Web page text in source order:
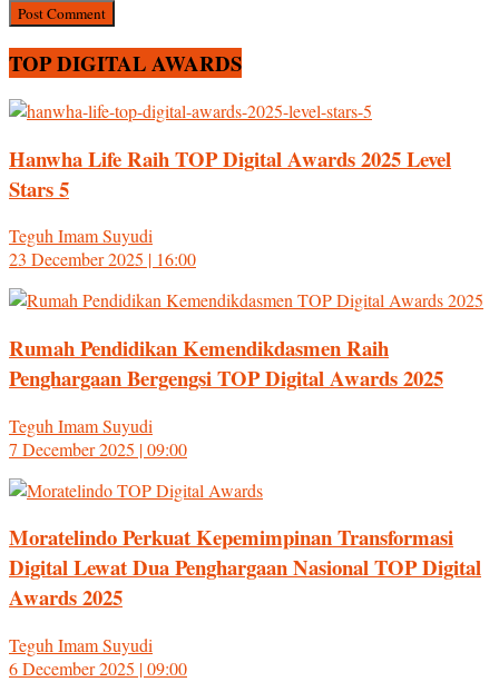
TOP DIGITAL AWARDS
Hanwha Life Raih TOP Digital Awards 2025 Level
Stars 5
Teguh Imam Suyudi
23 December 2025 | 16:00
Rumah Pendidikan Kemendikdasmen Raih
Penghargaan Bergengsi TOP Digital Awards 2025
Teguh Imam Suyudi
7 December 2025 | 09:00
Moratelindo Perkuat Kepemimpinan Transformasi
Digital Lewat Dua Penghargaan Nasional TOP Digital
Awards 2025
Teguh Imam Suyudi
6 December 2025 | 09:00